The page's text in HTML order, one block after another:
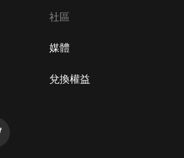
社區
媒體
兌換權益